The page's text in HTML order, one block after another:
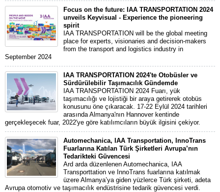
Focus on the future: IAA TRANSPORTATION 2024
unveils Keyvisual - Experience the pioneering
spirit
IAA TRANSPORTATION will be the global meeting
place for experts, visionaries and decision-makers
from the transport and logistics industry in
September 2024
IAA TRANSPORTATION 2024'te Otobüsler ve
Sürdürülebilir Taşımacılık Gündemde
IAA TRANSPORTATION 2024 Fuarı, yük
taşımacılığı ve lojistiği bir araya getirerek otobüs
konusunu öne çıkaracak. 17-22 Eylül 2024 tarihleri
arasında Almanya'nın Hannover kentinde
gerçekleşecek fuar, 2022'ye göre katılımcıların büyük ilgisini çekiyor.
Automechanica, IAA Transportation, InnoTrans
Fuarlarına Katılan Türk Şirketleri Avrupa’nın
Tedarikteki Güvencesi
Ard arda düzenlenen Automechanica, IAA
Transporttation ve InnoTrans fuarlarına katılmak
üzere Almanya’ya giden yüzlerce Türk şirketi, adeta
Avrupa otomotiv ve taşımacılık endüstrisine tedarik güvencesi verdi.